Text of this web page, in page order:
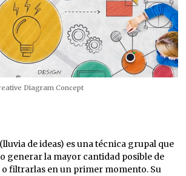
Diagram Concept
(lluvia de ideas) es una técnica grupal que
generar la mayor cantidad posible de
o filtrarlas en un primer momento. Su